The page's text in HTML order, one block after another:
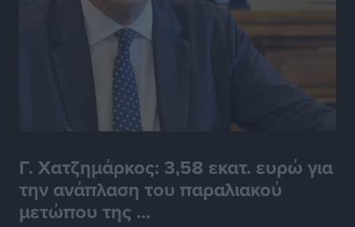
Γ. Χατζημάρκος: 3,58 εκατ. ευρώ για
την ανάπλαση του παραλιακού
μετώπου της ...